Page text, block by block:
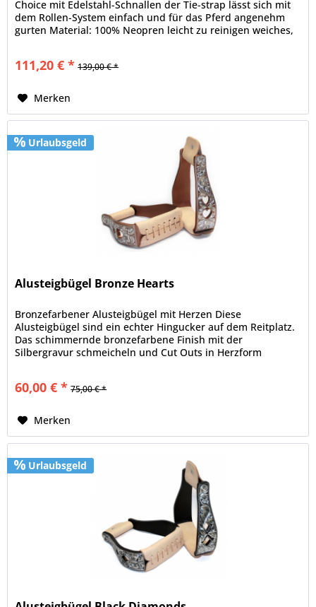
Choice mit Edelstahl-Schnallen der Tie-strap lässt sich mit
dem Rollen-System einfach und für das Pferd angenehm
gurten Material: 100% Neopren leicht zu reinigen weiches,
111,20 € * 139,00 € *
Merken
Urlaubsgeld
Alusteigbügel Bronze Hearts
Bronzefarbener Alusteigbügel mit Herzen Diese
Alusteigbügel sind ein echter Hingucker auf dem Reitplatz.
Das schimmernde bronzefarbene Finish mit der
Silbergravur schmeicheln und Cut Outs in Herzform
60,00 € * 75,00 € *
Merken
Urlaubsgeld